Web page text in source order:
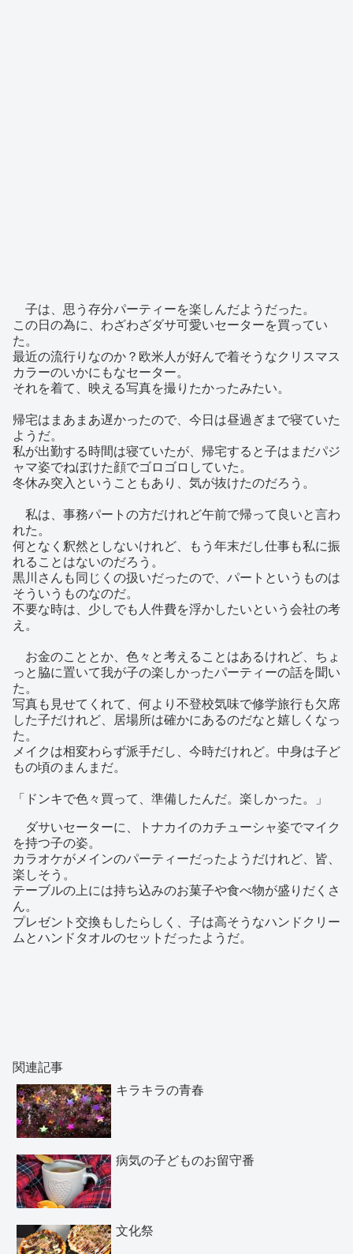
子は、思う存分パーティーを楽しんだようだった。
この日の為に、わざわざダサ可愛いセーターを買ってい
た。
最近の流行りなのか？欧米人が好んで着そうなクリスマス
カラーのいかにもなセーター。
それを着て、映える写真を撮りたかったみたい。
帰宅はまあまあ遅かったので、今日は昼過ぎまで寝ていた
ようだ。
私が出勤する時間は寝ていたが、帰宅すると子はまだパジ
ャマ姿でねぼけた顔でゴロゴロしていた。
冬休み突入ということもあり、気が抜けたのだろう。
私は、事務パートの方だけれど午前で帰って良いと言わ
れた。
何となく釈然としないけれど、もう年末だし仕事も私に振
れることはないのだろう。
黒川さんも同じくの扱いだったので、パートというものは
そういうものなのだ。
不要な時は、少しでも人件費を浮かしたいという会社の考
え。
お金のこととか、色々と考えることはあるけれど、ちょ
っと脇に置いて我が子の楽しかったパーティーの話を聞い
た。
写真も見せてくれて、何より不登校気味で修学旅行も欠席
した子だけれど、居場所は確かにあるのだなと嬉しくなっ
た。
メイクは相変わらず派手だし、今時だけれど。中身は子ど
もの頃のまんまだ。
「ドンキで色々買って、準備したんだ。楽しかった。」
ダサいセーターに、トナカイのカチューシャ姿でマイク
を持つ子の姿。
カラオケがメインのパーティーだったようだけれど、皆、
楽しそう。
テーブルの上には持ち込みのお菓子や食べ物が盛りだくさ
ん。
プレゼント交換もしたらしく、子は高そうなハンドクリー
ムとハンドタオルのセットだったようだ。
関連記事
キラキラの青春
病気の子どものお留守番
文化祭